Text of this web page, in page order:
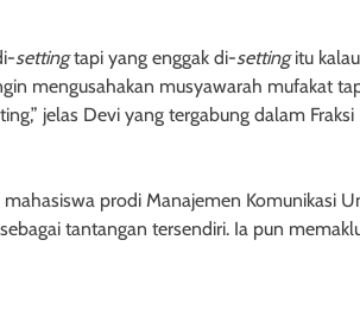
settingtapi yang enggak di-settingitu
mengusahakan musyawarah mufakat
jelas Devi yang tergabung dalam
prodi Manajemen Komunikasi
tantangan tersendiri. Ia pun